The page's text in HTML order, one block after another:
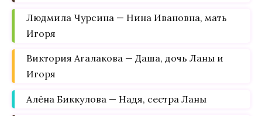
Людмила Чурсина — Нина Ивановна, мать
Игоря
Виктория Агалакова — Даша, дочь Ланы и
Игоря
Алёна Биккулова — Надя, сестра Ланы